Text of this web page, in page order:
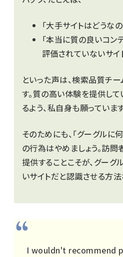
「大手サイトはどうなの
「本当に質の良いコン
評価されていないサイ
といった声は、検索品質チ
す。質の高い体験を提供し
るよう、私自身も願っています
そのためにも、「グーグルに
の行為はやめましょう。訪
提供することこそが、グーグ
いサイトだと認識させる方法
I wouldn't recommend